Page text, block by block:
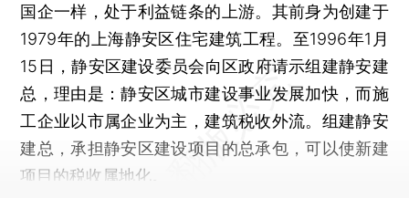
国企一样，处于利益链条的上游。其前身为创建于
1979年的上海静安区住宅建筑工程。至1996年1月
15日，静安区建设委员会向区政府请示组建静安建
总，理由是：静安区城市建设事业发展加快，而施
工企业以市属企业为主，建筑税收外流。组建静安
建总，承担静安区建设项目的总承包，可以使新建
项目的税收属地化。